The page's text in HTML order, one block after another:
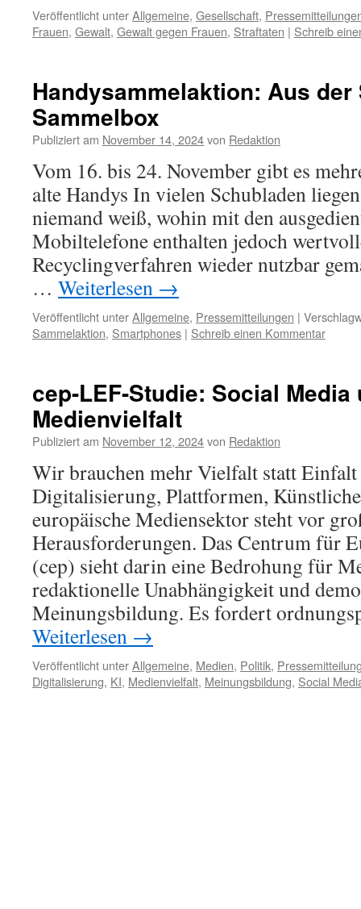
Veröffentlicht unterAllgemeine, Gesellschaft,
Frauen, Gewalt, Gewalt gegen Frauen, Straftaten | Schreib
Handysammelaktion: Aus
Sammelbox
Publiziert am November 14, 2024von Redaktion
Vom 16. bis 24. November gibt es
alte Handys In vielen Schubladen
niemand weiß, wohin mit den
Mobiltelefone enthalten jedoch
Recyclingverfahren wieder nutzbar
… Weiterlesen →
Veröffentlicht unterAllgemeine, Pressemitteilungen |
Sammelaktion, Smartphones | Schreib einen Kommentar
cep-LEF-Studie: Social
Medienvielfalt
Publiziert am November 12, 2024von Redaktion
Wir brauchen mehr Vielfalt statt
Digitalisierung, Plattformen,
europäische Mediensektor steht vor
Herausforderungen. Das Centrum für
(cep) sieht darin eine Bedrohung für
redaktionelle Unabhängigkeit und
Meinungsbildung. Es fordert
Weiterlesen →
Veröffentlicht unterAllgemeine, Medien, Politik,
Digitalisierung, KI, Medienvielfalt, Meinungsbildung, Social